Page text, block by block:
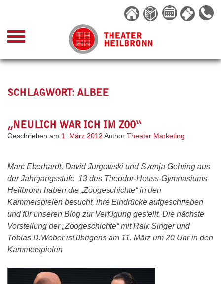
content
SCHLAGWORT: ALBEE
„NEULICH WAR ICH IM ZOO“
Geschrieben am 1. März 2012 Author Theater Marketing
Marc Eberhardt, David Jurgowski und Svenja Gehring aus
der Jahrgangsstufe 13 des Theodor-Heuss-Gymnasiums
Heilbronn haben die „Zoogeschichte“ in den
Kammerspielen besucht, ihre Eindrücke aufgeschrieben
und für unseren Blog zur Verfügung gestellt. Die nächste
Vorstellung der „Zoogeschichte“ mit Raik Singer und
Tobias D.Weber ist übrigens am 11. März um 20 Uhr in den
Kammerspielen